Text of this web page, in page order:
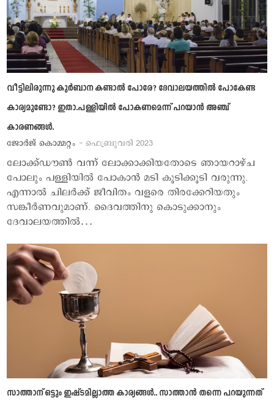
വീട്ടിലിരുന്നു കുര്‍ബാന കണ്ടാല്‍ പോരേ? ദേവാലയത്തില്‍ പോകേണ്ട
കാര്യമുണ്ടോ? ഇതാ.പള്ളിയില്‍ പോകണമെന്ന് പറയാന്‍ അഞ്ച്
കാരണങ്ങള്‍.
ജോര്‍ജ് കൊമ്മറ്റം - ഫെബ്രുവരി 2023
ലോക്ക്ഡൗണ്‍ വന്ന് ലോക്കാക്കിയതോടെ ഞായറാഴ്ച
പോലും പള്ളിയില്‍ പോകാന്‍ മടി കൂടിക്കൂടി വരുന്നു.
എന്നാല്‍ ചിലര്‍ക്ക് ജീവിതം വളരെ തിരക്കേറിയതും
സങ്കീര്‍ണവുമാണ്. ദൈവത്തിനു കൊടുക്കാനും
ദേവാലയത്തില്‍…
സാത്താന് ഒട്ടും ഇഷ്ടമില്ലാത്ത കാര്യങ്ങള്‍.. സാത്താന്‍ തന്നെ പറയുന്നത്